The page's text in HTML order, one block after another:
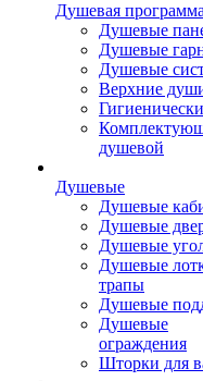
Душевая программа
Душевые
Душевые
Душевые
Верхние
душевой
Душевые
Душевые
Душевые
Душевые
Душевые
трапы
Душевые
Душевые
ограждения
Шторки для